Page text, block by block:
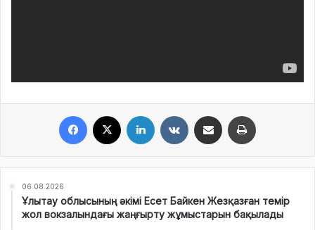
06.08.2026
Ұлытау облысының әкімі Есет Байкен Жезқазған темір
жол вокзалындағы жаңғырту жұмыстарын бақылады